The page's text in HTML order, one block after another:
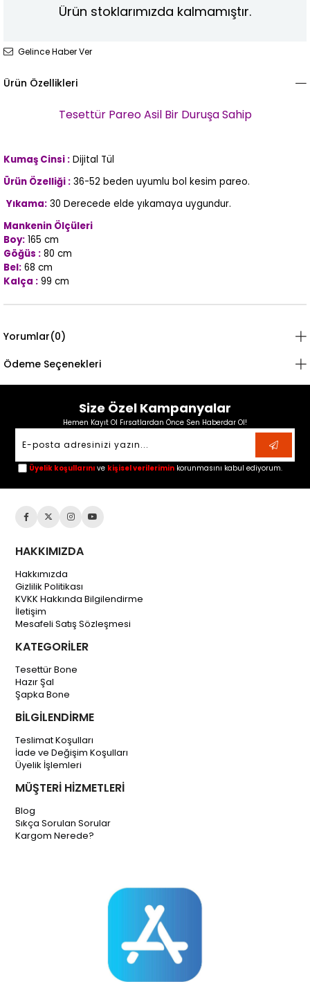
Ürün stoklarımızda kalmamıştır.
Gelince Haber Ver
Ürün Özellikleri
Tesettür PareoAsil Bir Duruşa Sahip
Kumaş Cinsi : Dijital Tül
Ürün Özelliği : 36-52 beden uyumlu bol kesim pareo.
Yıkama: 30 Derecede elde yıkamaya uygundur.
Mankenin Ölçüleri
Boy: 165 cm
Göğüs : 80 cm
Bel: 68 cm
Kalça : 99 cm
Yorumlar(0)
Ödeme Seçenekleri
Size Özel Kampanyalar
Hemen Kayıt Ol Fırsatlardan Önce Sen Haberdar Ol!
Üyelik koşullarını ve kişisel verilerimin korunmasını kabul ediyorum.
HAKKIMIZDA
Hakkımızda
Gizlilik Politikası
KVKK Hakkında Bilgilendirme
İletişim
Mesafeli Satış Sözleşmesi
KATEGORİLER
Tesettür Bone
Hazır Şal
Şapka Bone
BİLGİLENDİRME
Teslimat Koşulları
İade ve Değişim Koşulları
Üyelik İşlemleri
MÜŞTERİ HİZMETLERİ
Blog
Sıkça Sorulan Sorular
Kargom Nerede?